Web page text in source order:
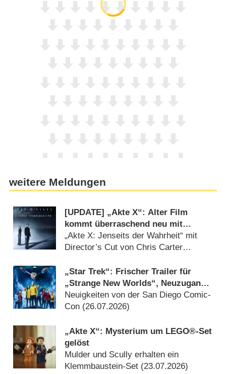
weitere Meldungen
[UPDATE] „Akte X“: Alter Film
kommt überraschend neu mit
deutlich mehr Horror
„Akte X: Jenseits der Wahrheit“ mit
Director’s Cut von Chris Carter
„Star Trek“: Frischer Trailer für
„Strange New Worlds“, Neuzugang
bei „Starfleet Academy“ und „Star
Trek: Scouts“
Neuigkeiten von der San Diego Comic-
Con (26.07.2026)
„Akte X“: Mysterium um LEGO®-Set
gelöst
Mulder und Scully erhalten ein
Klemmbaustein-Set (23.07.2026)